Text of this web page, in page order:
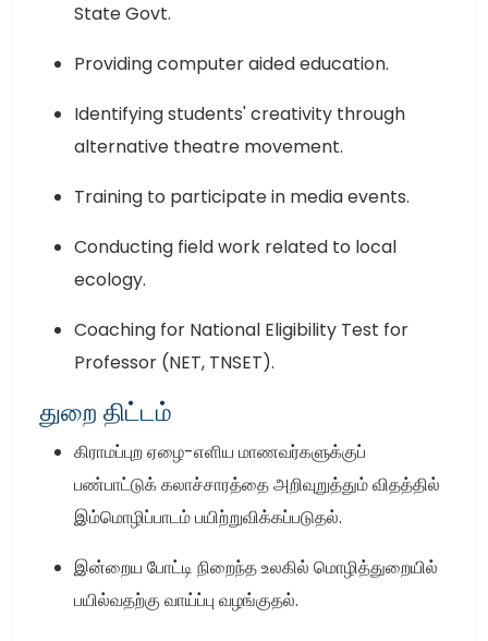
State Govt.
Providing computer aided education.
Identifying students' creativity through
alternative theatre movement.
Training to participate in media events.
Conducting field work related to local
ecology.
Coaching for National Eligibility Test for
Professor (NET, TNSET).
துறை திட்டம்
கிராமப்புற ஏழை-எளிய மாணவர்களுக்குப்
பண்பாட்டுக் கலாச்சாரத்தை அறிவுறுத்தும் விதத்தில்
இம்மொழிப்பாடம் பயிற்றுவிக்கப்படுதல்.
இன்றைய போட்டி நிறைந்த உலகில் மொழித்துறையில்
பயில்வதற்கு வாய்ப்பு வழங்குதல்.